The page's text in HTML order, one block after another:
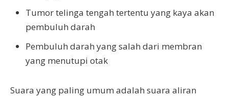
Tumor telinga tengah tertentu yang kaya akan
pembuluh darah
Pembuluh darah yang salah dari membran
yang menutupi otak
Suara yang paling umum adalah suara aliran